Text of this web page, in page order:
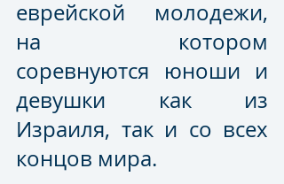
еврейской молодежи,
на котором
соревнуются юноши и
девушки как из
Израиля, так и со всех
концов мира.